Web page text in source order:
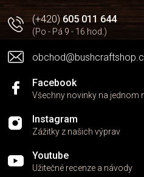
(+420)605 011 644
(Po - Pá 9 - 16 hod.)
Facebook
Všechny novinky na jednom
Instagram
Zážitky z našich výprav
Youtube
Užitečné recenze a návody